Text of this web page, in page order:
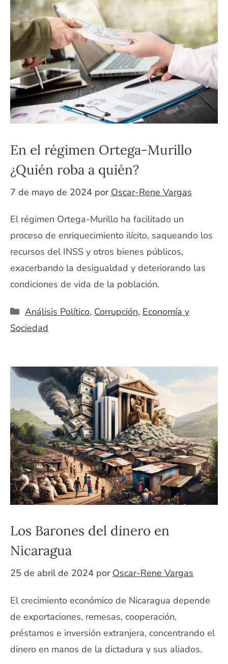
En el régimen Ortega-Murillo
¿Quién roba a quién?
7 de mayo de 2024 por Oscar-Rene Vargas
El régimen Ortega-Murillo ha facilitado un
proceso de enriquecimiento ilícito, saqueando los
recursos del INSS y otros bienes públicos,
exacerbando la desigualdad y deteriorando las
condiciones de vida de la población.
Categorías
Análisis Político, Corrupción, Economía y
Sociedad
Los Barones del dinero en
Nicaragua
25 de abril de 2024 por Oscar-Rene Vargas
El crecimiento económico de Nicaragua depende
de exportaciones, remesas, cooperación,
préstamos e inversión extranjera, concentrando el
dinero en manos de la dictadura y sus aliados.